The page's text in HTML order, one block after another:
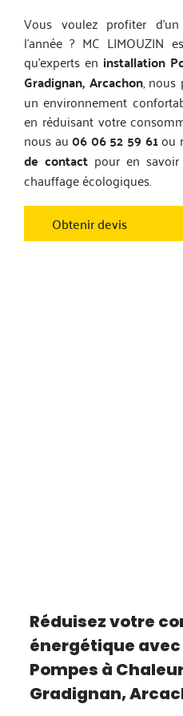
Vous voulez profiter
l’année ? MC
qu’experts en installation
Gradignan, Arcachon, nous
un environnement
en réduisant votre
nous au06 06 52 59 61ou
de contactpour en savoir
chauffage écologiques.
Obtenir devis
Réduisez votre
énergétique
Pompes à
Gradignan,